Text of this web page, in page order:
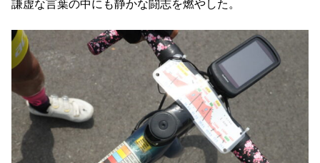
謙虚な言葉の中にも静かな闘志を燃やした。